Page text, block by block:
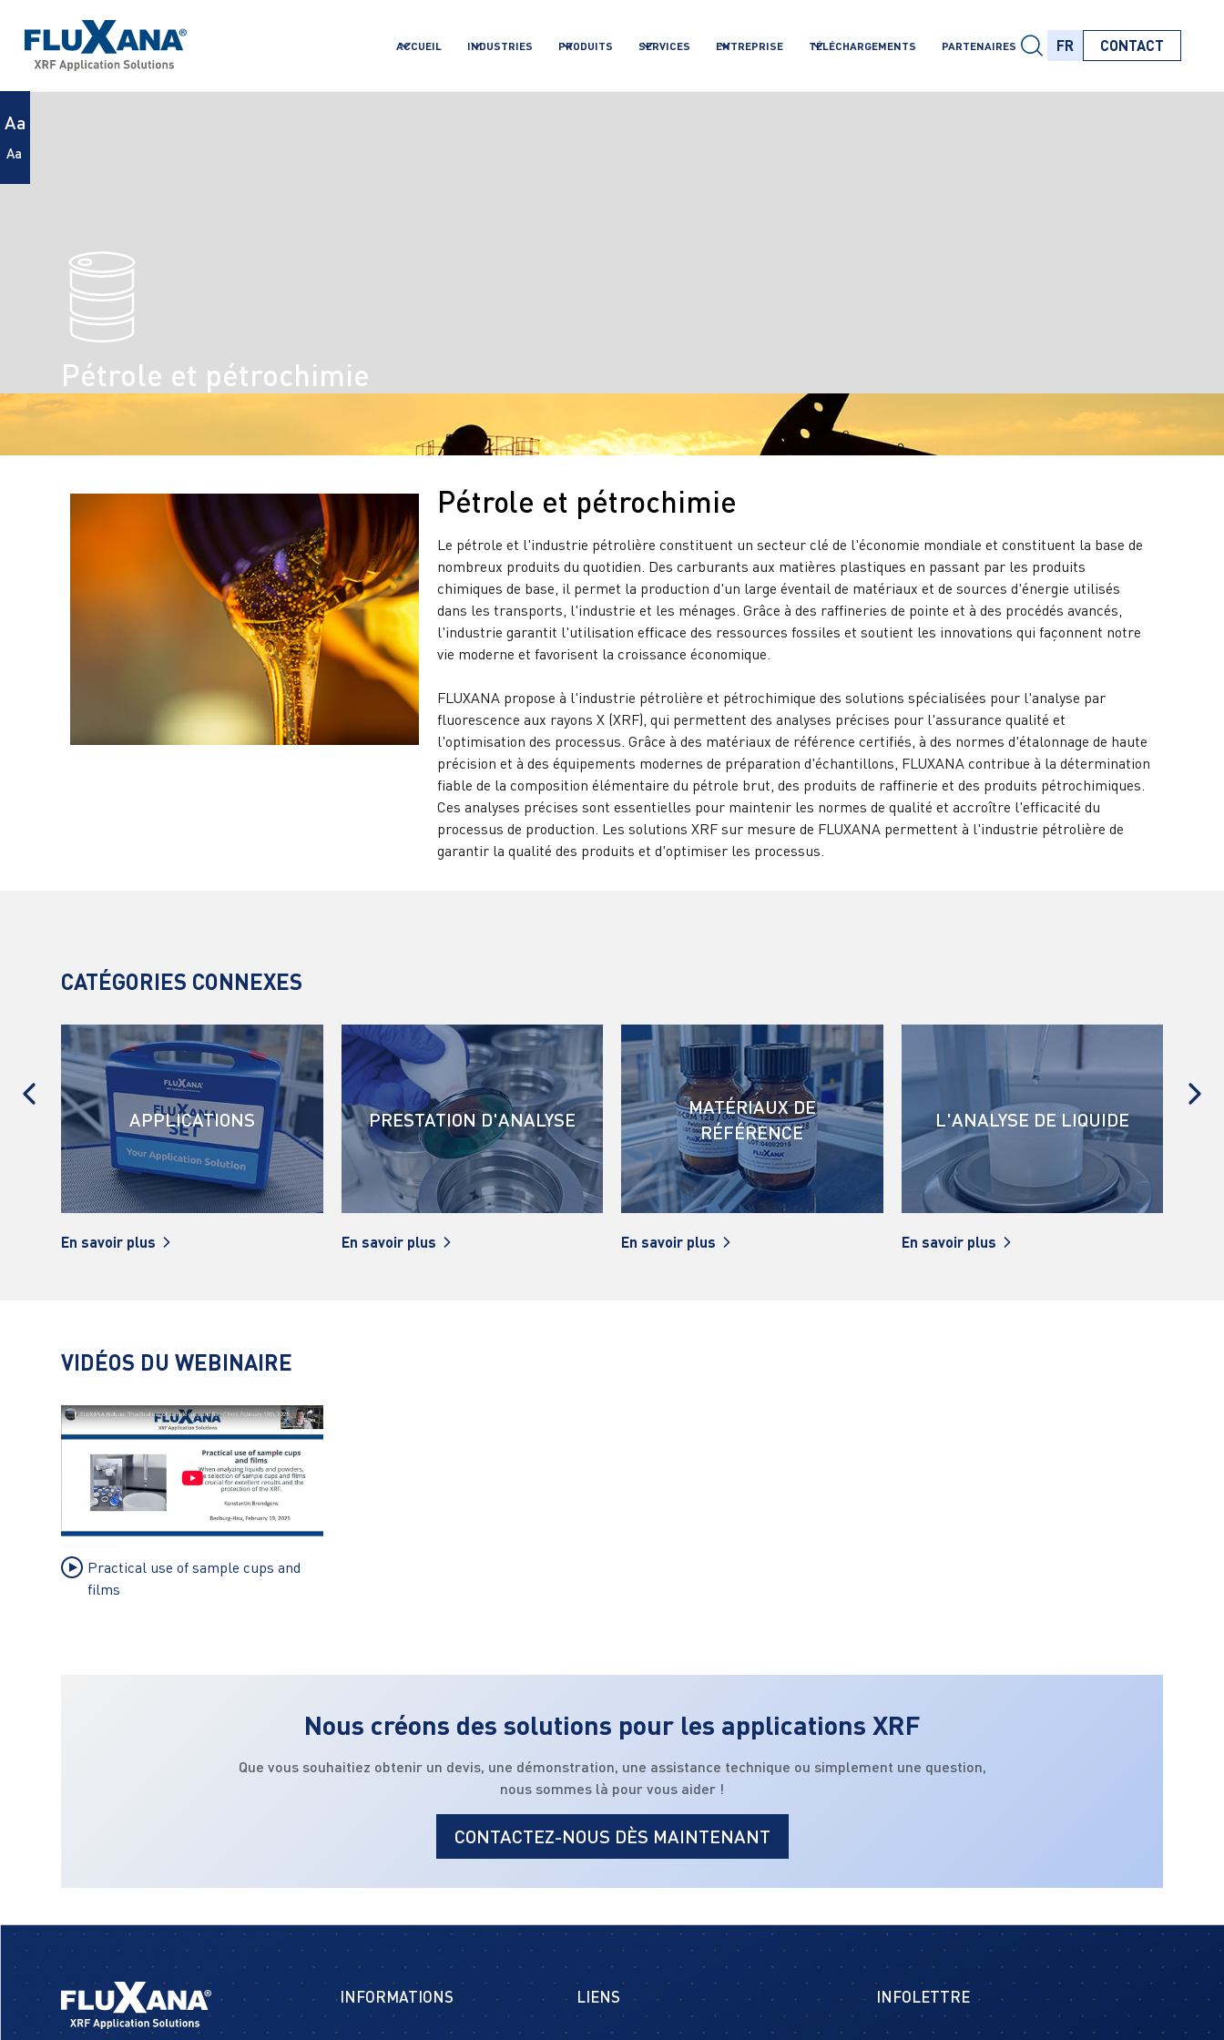
ACCUEIL INDUSTRIES PRODUITS SERVICES ENTREPRISE TÉLÉCHARGEMENTS PARTENAIRES
FR
FR
CONTACT
Aa
Aa
Pétrole et pétrochimie
Pétrole et pétrochimie
Le pétrole et l'industrie pétrolière constituent un secteur clé de l'économie mondiale et constituent la base de
nombreux produits du quotidien. Des carburants aux matières plastiques en passant par les produits
chimiques de base, il permet la production d'un large éventail de matériaux et de sources d'énergie utilisés
dans les transports, l'industrie et les ménages. Grâce à des raffineries de pointe et à des procédés avancés,
l'industrie garantit l'utilisation efficace des ressources fossiles et soutient les innovations qui façonnent notre
vie moderne et favorisent la croissance économique.
FLUXANA propose à l'industrie pétrolière et pétrochimique des solutions spécialisées pour l'analyse par
fluorescence aux rayons X (XRF), qui permettent des analyses précises pour l'assurance qualité et
l'optimisation des processus. Grâce à des matériaux de référence certiﬁés, à des normes d'étalonnage de haute
précision et à des équipements modernes de préparation d'échantillons, FLUXANA contribue à la détermination
fiable de la composition élémentaire du pétrole brut, des produits de raffinerie et des produits pétrochimiques.
Ces analyses précises sont essentielles pour maintenir les normes de qualité et accroître l'efficacité du
processus de production. Les solutions XRF sur mesure de FLUXANA permettent à l'industrie pétrolière de
garantir la qualité des produits et d'optimiser les processus.
CATÉGORIES CONNEXES
APPLICATIONS
En savoir plus
PRESTATION D'ANALYSE
En savoir plus
MATÉRIAUX DE
RÉFÉRENCE
En savoir plus
L'ANALYSE DE LIQUIDE
En savoir plus
VIDÉOS DU WEBINAIRE
Practical use of sample cups and
films
Nous créons des solutions pour les applications XRF
Que vous souhaitiez obtenir un devis, une démonstration, une assistance technique ou simplement une question,
nous sommes là pour vous aider !
CONTACTEZ-NOUS DÈS MAINTENANT
INFORMATIONS LIENS INFOLETTRE